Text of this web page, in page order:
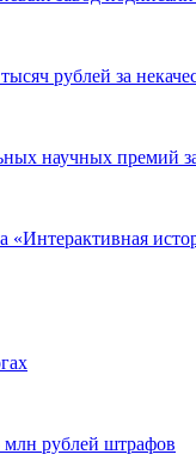
рублей за
научных премий
«Интерактивная
млн рублей штрафов